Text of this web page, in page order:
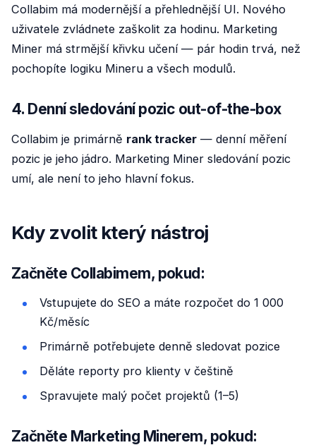
Collabim má modernější a přehlednější UI. Nového
uživatele zvládnete zaškolit za hodinu. Marketing
Miner má strmější křivku učení — pár hodin trvá, než
pochopíte logiku Mineru a všech modulů.
4. Denní sledování pozic out-of-the-box
Collabim je primárně rank tracker — denní měření
pozic je jeho jádro. Marketing Miner sledování pozic
umí, ale není to jeho hlavní fokus.
Kdy zvolit který nástroj
Začněte Collabimem, pokud:
Vstupujete do SEO a máte rozpočet do 1 000
Kč/měsíc
Primárně potřebujete denně sledovat pozice
Děláte reporty pro klienty v češtině
Spravujete malý počet projektů (1–5)
Začněte Marketing Minerem, pokud: